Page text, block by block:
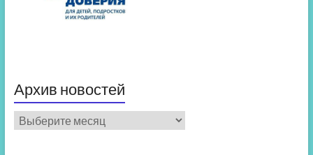
Архив новостей
Архив
новостей